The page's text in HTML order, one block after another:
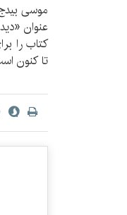
موسی
عنوان
کتاب را
تا کنون